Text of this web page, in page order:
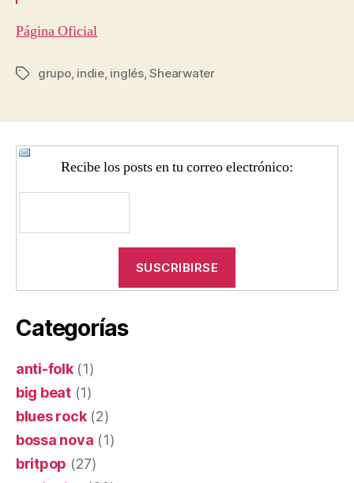
Página Oficial
Etiquetas
grupo, indie, inglés,Shearwater
Recibe los posts en tu correo electrónico:
Categorías
anti-folk(1)
big beat(1)
blues rock(2)
bossa nova (1)
britpop (27)